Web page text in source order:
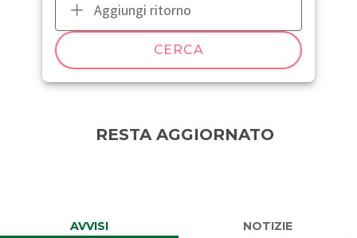
Aggiungi ritorno
CERCA
RESTA AGGIORNATO
AVVISI NOTIZIE